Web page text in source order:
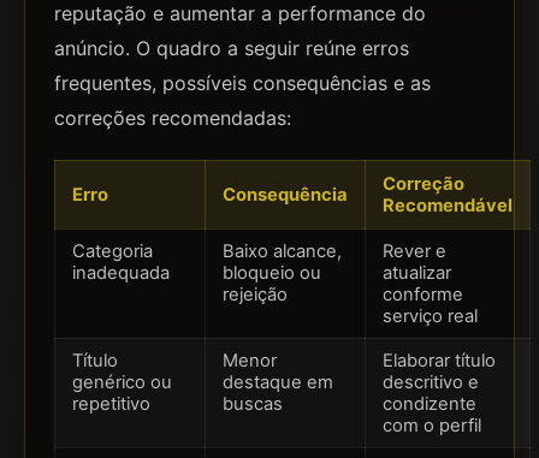
reputação e aumentar a performance do
anúncio. O quadro a seguir reúne erros
frequentes, possíveis consequências e as
correções recomendadas:
Erro Consequência
Correção
Recomendável
Categoria
inadequada
Baixo alcance,
bloqueio ou
rejeição
Rever e
atualizar
conforme
serviço real
Título
genérico ou
repetitivo
Menor
destaque em
buscas
Elaborar título
descritivo e
condizente
com o perfil